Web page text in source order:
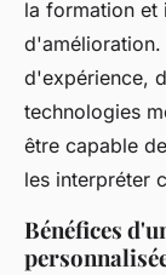
la formation et
d'expérience,
technologies
être capable
les interpréter
Bénéfices